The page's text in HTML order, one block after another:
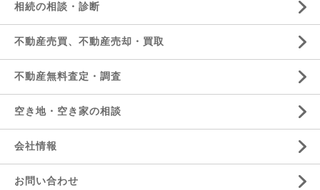
相続の相談・診断
不動産売買、不動産売却・買取
不動産無料査定・調査
空き地・空き家の相談
会社情報
お問い合わせ